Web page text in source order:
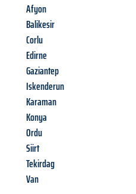
Afyon
Balikesir
Corlu
Edirne
Gaziantep
Iskenderun
Karaman
Konya
Ordu
Siirt
Tekirdag
Van